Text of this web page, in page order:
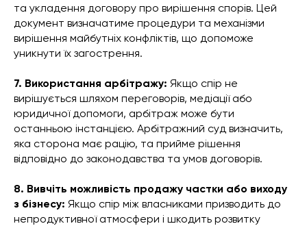
та укладення договору про вирішення спорів. Цей
документ визначатиме процедури та механізми
вирішення майбутніх конфліктів, що допоможе
уникнути їх загострення.
7. Використання арбітражу: Якщо спір не
вирішується шляхом переговорів, медіації або
юридичної допомоги, арбітраж може бути
останньою інстанцією. Арбітражний суд визначить,
яка сторона має рацію, та прийме рішення
відповідно до законодавства та умов договорів.
8. Вивчіть можливість продажу частки або виходу
з бізнесу: Якщо спір між власниками призводить до
непродуктивної атмосфери і шкодить розвитку